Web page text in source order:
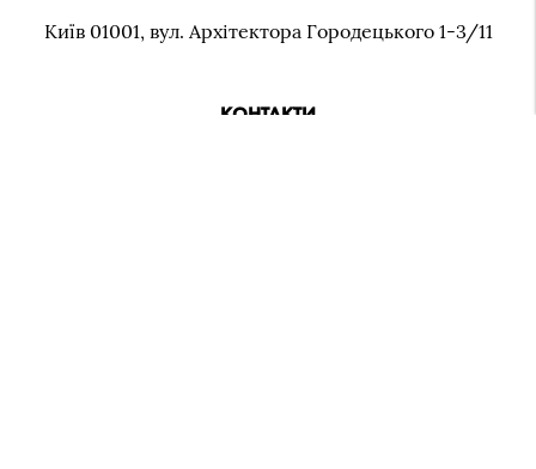
Київ 01001, вул. Архiтектора Городецького 1-3/11
КОНТАКТИ